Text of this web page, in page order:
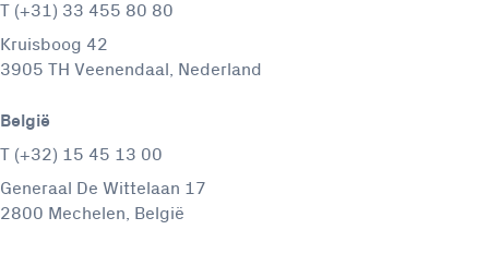
T (+31) 33 455 80 80
Kruisboog 42
3905 TH Veenendaal, Nederland
België
T (+32) 15 45 13 00
Generaal De Wittelaan 17
2800 Mechelen, België